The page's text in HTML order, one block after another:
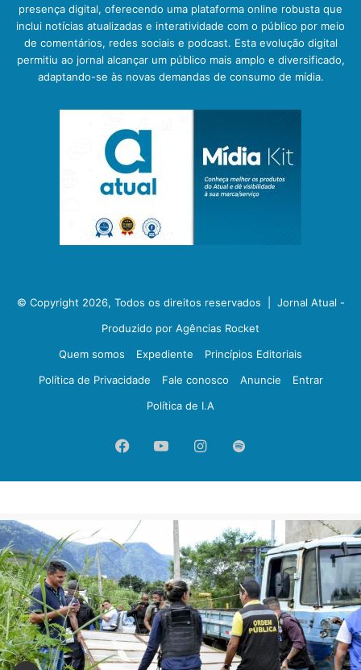
presença digital, oferecendo uma plataforma online robusta que
inclui notícias atualizadas e interatividade com o público por meio
de comentários, redes sociais e podcast. Esta evolução digital
permitiu ao jornal alcançar um público mais amplo e diversificado,
adaptando-se às novas demandas de consumo de mídia.
© Copyright 2026, Todos os direitos reservados | Jornal Atual -
Produzido por Agências Rocket
Quem somos
Expediente
Princípios Editoriais
Política de Privacidade
Fale conosco Anuncie
Entrar
Política de I.A
FacebookYouTubeInstagram
Spotify